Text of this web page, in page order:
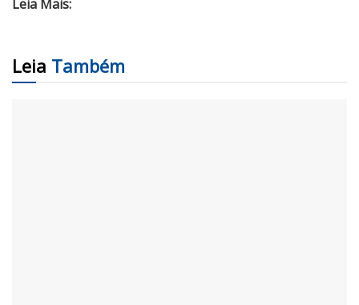
Leia Mais:
Leia Também